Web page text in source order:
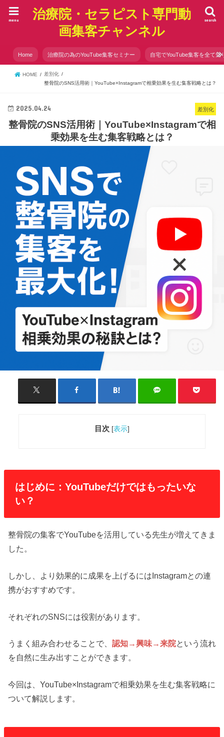
治療院・セラピスト専門動
画集客チャンネル
search
menu
Home 治療院の為のYouTube集客セミナー 自宅でYouTube集客を全て知
HOME
差別化
整骨院のSNS活用術｜YouTube×Instagramで相乗効果を生む集客戦略とは？
差別化
2025.04.24
整骨院のSNS活用術｜YouTube×Instagramで相
乗効果を生む集客戦略とは？
目次 [表示]
はじめに：YouTubeだけではもったいな
い？
整骨院の集客でYouTubeを活用している先生が増えてきま
した。
しかし、より効果的に成果を上げるにはInstagramとの連
携がおすすめです。
それぞれのSNSには役割があります。
うまく組み合わせることで、 認知→興味→来院という流れ
を自然に生み出すことができます。
今回は、YouTube×Instagramで相乗効果を生む集客戦略に
ついて解説します。